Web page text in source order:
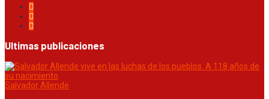
Ultimas publicaciones
Salvador Allende